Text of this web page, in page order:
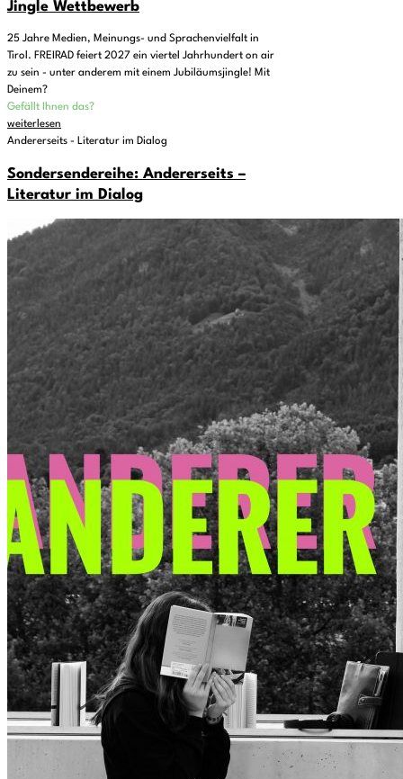
Jingle Wettbewerb
25 Jahre Medien, Meinungs- und Sprachenvielfalt in
Tirol. FREIRAD feiert 2027 ein viertel Jahrhundert on air
zu sein - unter anderem mit einem Jubiläumsjingle! Mit
Deinem?
Gefällt Ihnen das?
weiterlesen
Andererseits - Literatur im Dialog
Sondersendereihe: Andererseits –
Literatur im Dialog